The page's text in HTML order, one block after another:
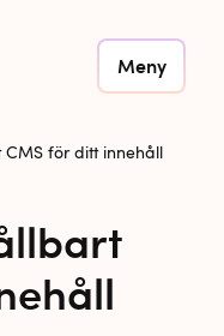
Meny
för ditt innehåll